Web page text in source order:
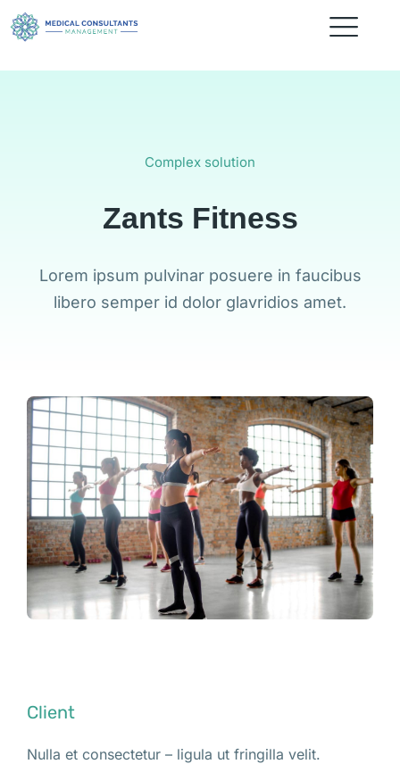
Complex solution
Zants Fitness
Lorem ipsum pulvinar posuere in faucibus
libero semper id dolor glavridios amet.
Client
Nulla et consectetur – ligula ut fringilla velit.